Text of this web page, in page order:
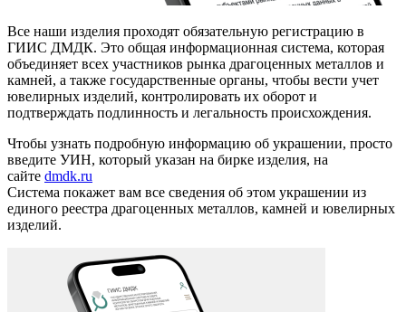
Все наши изделия проходят обязательную регистрацию в
ГИИС ДМДК. Это общая информационная система, которая
объединяет всех участников рынка драгоценных металлов и
камней, а также государственные органы, чтобы вести учет
ювелирных изделий, контролировать их оборот и
подтверждать подлинность и легальность происхождения.
Чтобы узнать подробную информацию об украшении, просто
введите УИН, который указан на бирке изделия, на
сайте dmdk.ru
Система покажет вам все сведения об этом украшении из
единого реестра драгоценных металлов, камней и ювелирных
изделий.